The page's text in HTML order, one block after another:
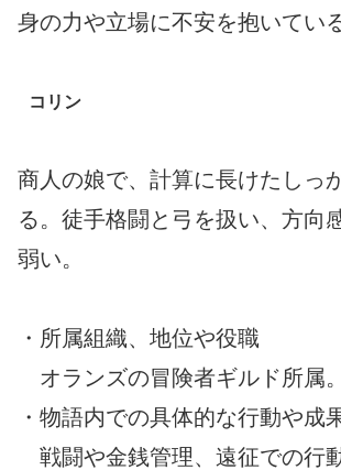
身の力や立場に不安を抱いている
コリン
商人の娘で、計算に長けたしっ
る。徒手格闘と弓を扱い、方向
弱い。
・所属組織、地位や役職
オランズの冒険者ギルド所属
・物語内での具体的な行動や成
戦闘や金銭管理、遠征での行